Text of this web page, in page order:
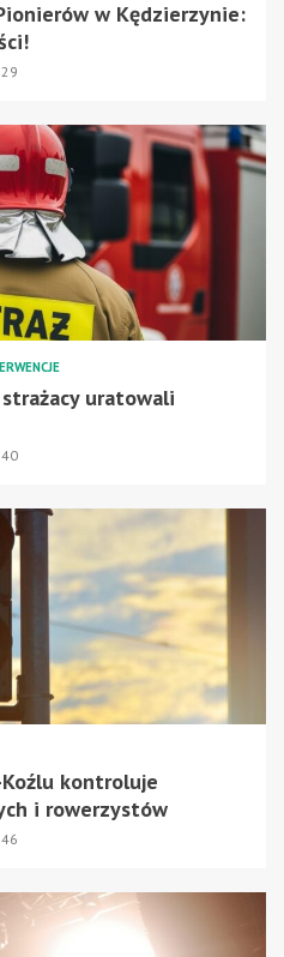
w Kędzierzynie:
29
uratowali
40
kontroluje
i rowerzystów
46